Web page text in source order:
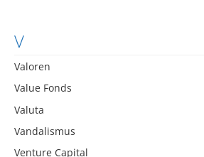
V
Valoren
Value Fonds
Valuta
Vandalismus
Venture Capital